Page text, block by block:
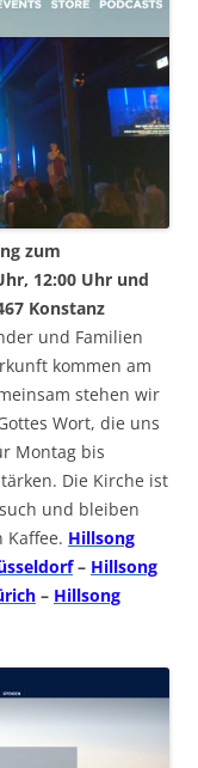
zum
12:00 Uhr und
Konstanz
und Familien
kommen am
stehen wir
Wort, die uns
Montag bis
Die Kirche ist
und bleiben
Kaffee. Hillsong
– Hillsong
– Hillsong